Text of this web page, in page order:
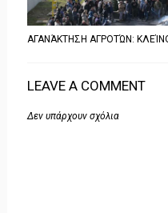
ΑΓΑΝΆΚΤΗΣΗ ΑΓΡΟΤΏΝ:
LEAVE A COMMENT
Δεν υπάρχουν σχόλια